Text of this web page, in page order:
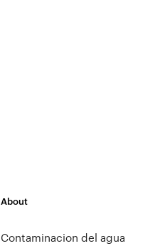
About
Contaminacion del agua